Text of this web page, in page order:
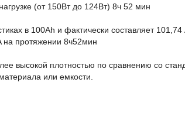
(от 150Вт до 124Вт) 8ч 52 мин
в 100Ah и фактически составляет 101,74
на протяжении 8ч52мин
высокой плотностью по сравнению со
или емкости.